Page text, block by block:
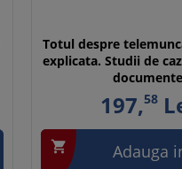
Totul despre
explicata. Studii de
documente
197,58
 Adauga